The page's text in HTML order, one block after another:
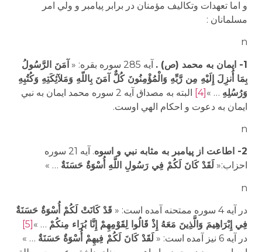
و اما تعهدات وتكاليف مؤمنان در برابر پيامبر و ولي امر
مسلمانان :
n
1- ايمان به محمد (ص) . آيه 285 سوره بقره: «
آمَنَ الرَّسُولُ
بِمَا أُنزِلَ إِلَيْهِ مِن رَّبِّهِ وَالْمُؤْمِنُونَ كُلٌّ آمَنَ بِاللّهِ وَمَلآئِكَتِهِ وَكُتُبِهِ
وَرُسُلِهِ … »
[4]
البته به مصداق آيه 2 سوره محمد ايمان به نبي
ايمان به دعوت و احكام الهي اوست.
n
2- اطاعت از پيامبر به مثابه نبي و اسوه
. آيه 21 سوره
احزاب:‍« لَقَدْ كَانَ لَكُمْ فِي رَسُولِ اللَّهِ أُسْوَةٌ حَسَنَةٌ … »
n
در آيه 4 سوره ممتحنه آمده است: «
قَدْ كَانَتْ لَكُمْ أُسْوَةٌ حَسَنَةٌ
فِي إِبْرَاهِيمَ وَالَّذِينَ مَعَهُ إِذْ قَالُوا لِقَوْمِهِمْ إِنَّا بُرَاء مِنكُمْ … »
[5]
در آيه 6 نيز آمده است: «
لَقَدْ كَانَ لَكُمْ فِيهِمْ أُسْوَةٌ حَسَنَةٌ … »